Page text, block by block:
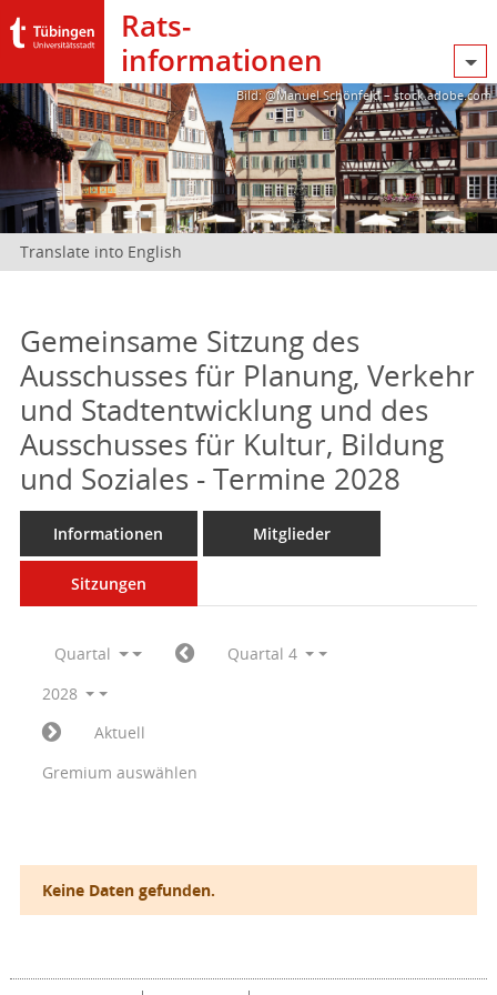
Rats­
informationen
Bild: @Manuel Schönfeld – stock.adobe.com
Translate into English
Gemeinsame Sitzung des
Ausschusses für Planung, Verkehr
und Stadtentwicklung und des
Ausschusses für Kultur, Bildung
und Soziales - Termine 2028
Informationen Mitglieder
Sitzungen
Quartal
Quartal 4
2028
Aktuell
Gremium auswählen
Keine Daten gefunden.